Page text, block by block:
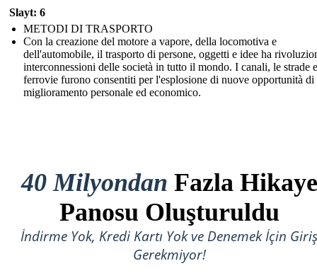
Slayt: 6
METODI DI TRASPORTO
Con la creazione del motore a vapore, della locomotiva e
dell'automobile, il trasporto di persone, oggetti e idee ha
interconnessioni delle società in tutto il mondo. I canali, le strade
ferrovie furono consentiti per l'esplosione di nuove opportunità di
miglioramento personale ed economico.
40 Milyondan Fazla Hikaye
Panosu Oluşturuldu
İndirme Yok, Kredi Kartı Yok ve Denemek İçin Giriş
Gerekmiyor!